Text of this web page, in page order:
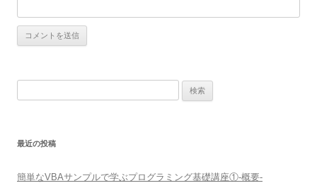
最近の投稿
簡単なVBAサンプルで学ぶプログラミング基礎講座①-概要-